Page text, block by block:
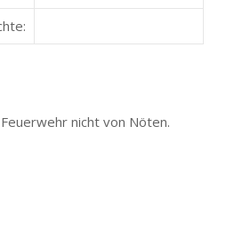
nicht von Nöten.